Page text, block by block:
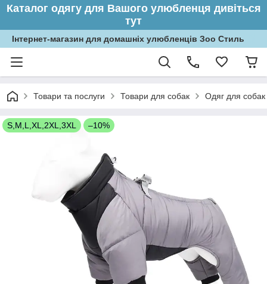
Каталог одягу для Вашого улюбленця дивіться
тут
Інтернет-магазин для домашніх улюбленців Зоо Стиль
Товари та послуги Товари для собак Одяг для собак
S,M,L,XL,2XL,3XL –10%